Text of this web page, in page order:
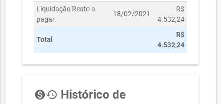
Liquidação Resto a
pagar
18/02/2021
R$
4.532,24
Total
R$
4.532,24
monetization_onhistory Histórico de